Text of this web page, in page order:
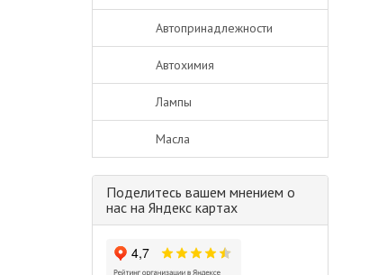
Автопринадлежности
Автохимия
Лампы
Масла
Поделитесь вашем мнением о
нас на Яндекс картах